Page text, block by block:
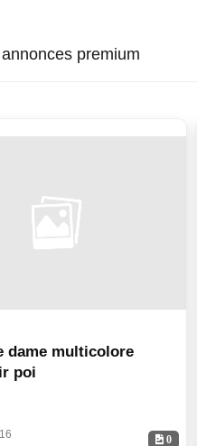
premium
0
dame multicolore
poi